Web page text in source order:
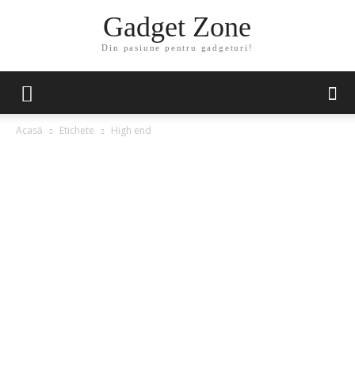
Gadget Zone
Din pasiune pentru gadgeturi!
Acasă Etichete High end